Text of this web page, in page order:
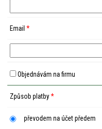
Email *
Objednávám na firmu
Způsob platby*
převodem na účet předem